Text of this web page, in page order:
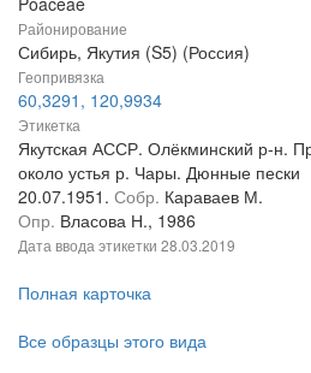
Районирование
Сибирь, Якутия (S5) (Россия)
Геопривязка
60,3291, 120,9934
Этикетка
Якутская АССР. Олёкминский р-н.
около устья р. Чары. Дюнные пески
20.07.1951. Собр. Караваев М.
Опр. Власова Н., 1986
Дата ввода этикетки 28.03.2019
Полная карточка
Все образцы этого вида